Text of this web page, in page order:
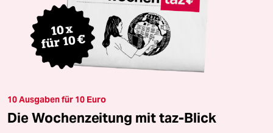
10 Ausgaben für 10 Euro
Die Wochenzeitung mit taz-Blick